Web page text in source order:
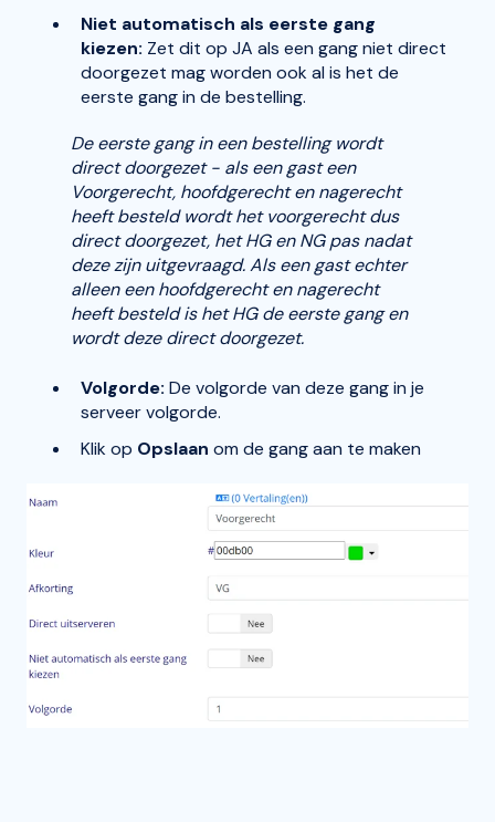
Niet automatisch als eerste gang
kiezen: Zet dit op JA als een gang niet direct
doorgezet mag worden ook al is het de
eerste gang in de bestelling.
De eerste gang in een bestelling wordt
direct doorgezet - als een gast een
Voorgerecht, hoofdgerecht en nagerecht
heeft besteld wordt het voorgerecht dus
direct doorgezet, het HG en NG pas nadat
deze zijn uitgevraagd. Als een gast echter
alleen een hoofdgerecht en nagerecht
heeft besteld is het HG de eerste gang en
wordt deze direct doorgezet.
Volgorde: De volgorde van deze gang in je
serveer volgorde.
Klik op Opslaan om de gang aan te maken